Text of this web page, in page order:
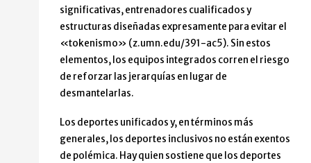
significativas, entrenadores cualificados y
estructuras diseñadas expresamente para evitar el
«tokenismo» (z.umn.edu/391-ac5). Sin estos
elementos, los equipos integrados corren el riesgo
de reforzar las jerarquías en lugar de
desmantelarlas.
Los deportes unificados y, en términos más
generales, los deportes inclusivos no están exentos
de polémica. Hay quien sostiene que los deportes